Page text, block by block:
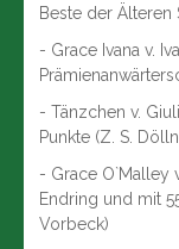
Beste der Älteren
- Grace Ivana v.
- Tänzchen v.
Punkte (Z. S.
- Grace O`Malley
Endring und mit
Vorbeck)